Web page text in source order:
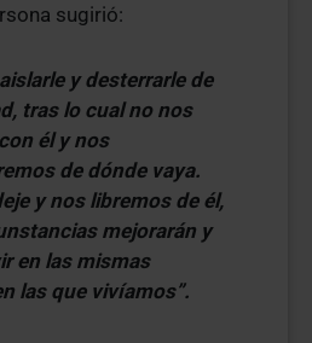
sugirió:
y desterrarle de
tras lo cual no nos
él y nos
de dónde vaya.
y nos libremos de él,
mejorarán y
en las mismas
las que vivíamos”.